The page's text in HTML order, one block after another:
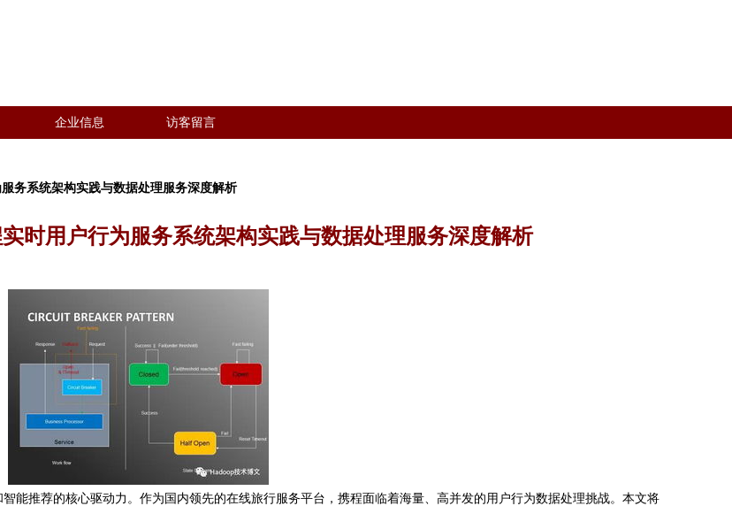
企业信息 访客留言
务系统架构实践与数据处理服务深度解析
时用户行为服务系统架构实践与数据处理服务深度解析
能推荐的核心驱动力。作为国内领先的在线旅行服务平台，携程面临着海量、高并发的用户行为数据处理挑战。本文将